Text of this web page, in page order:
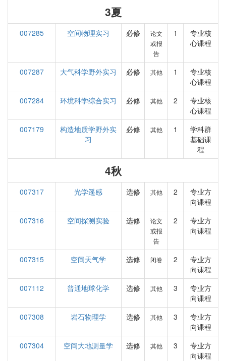
3夏
007285 空间物理实习 必修
论文
或报
告
1
专业核
心课程
007287 大气科学野外实习 必修 其他 1
专业核
心课程
007284
环境科学综合实习 必修 其他 2
专业核
心课程
007179
构造地质学野外实
习
必修 其他 1
学科群
基础课
程
4秋
007317 光学遥感 选修 其他 2
专业方
向课程
007316
空间探测实验 选修
论文
或报
告
2
专业方
向课程
007315 空间天气学 选修 闭卷 2
专业方
向课程
007112
普通地球化学 选修 其他 3
专业方
向课程
007308
岩石物理学 选修 其他 3
专业方
向课程
007304
空间大地测量学 选修 其他 3
专业方
向课程